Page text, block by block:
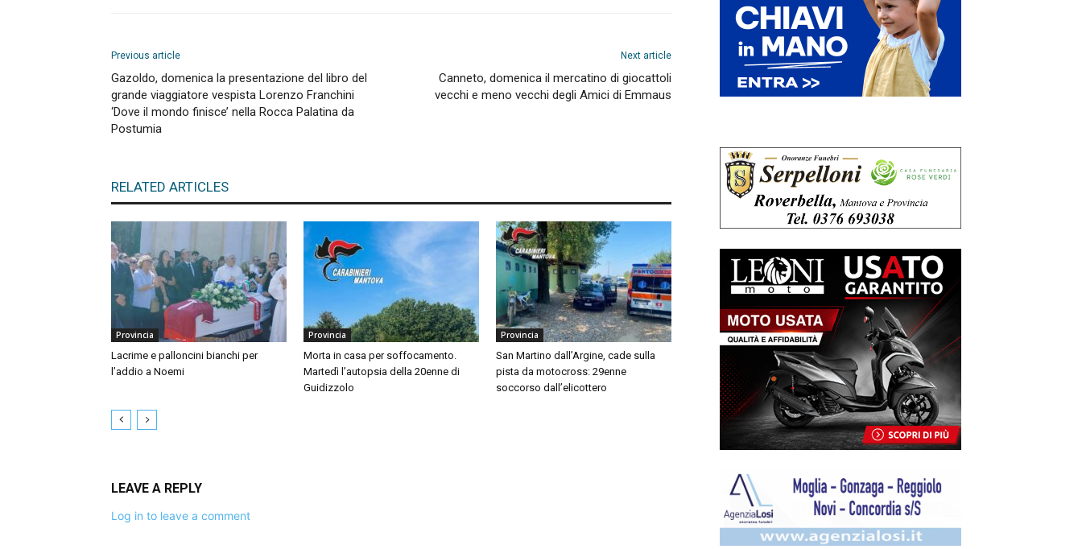
Previous article
Gazoldo, domenica la presentazione del libro del
grande viaggiatore vespista Lorenzo Franchini
‘Dove il mondo finisce’ nella Rocca Palatina da
Postumia
Next article
Canneto, domenica il mercatino di giocattoli
vecchi e meno vecchi degli Amici di Emmaus
RELATED ARTICLES
Provincia
Lacrime e palloncini bianchi per
l’addio a Noemi
Provincia
Morta in casa per soffocamento.
Martedì l’autopsia della 20enne di
Guidizzolo
Provincia
San Martino dall’Argine, cade sulla
pista da motocross: 29enne
soccorso dall’elicottero
LEAVE A REPLY
Log in to leave a comment